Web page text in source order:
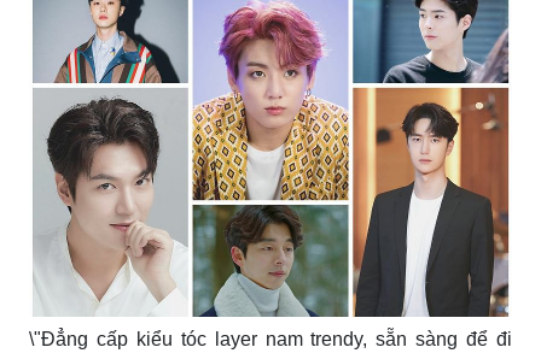
\"Đẳng cấp kiểu tóc layer nam trendy, sẵn sàng để đi